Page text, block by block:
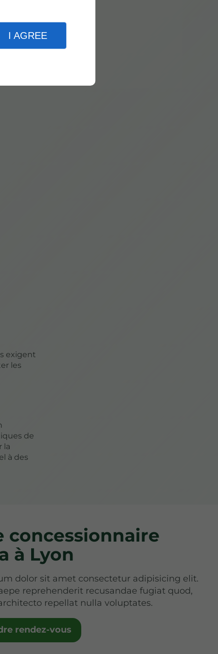
I AGREE
Voici
exigent
les
de
la
à des
concessionnaire
à Lyon
dolor sit amet consectetur adipisicing elit.
reprehenderit recusandae fugiat quod,
repellat nulla voluptates.
rendez-vous